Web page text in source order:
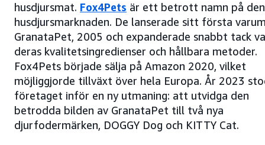
husdjursmat. Fox4Pets är ett betrott namn på
husdjursmarknaden. De lanserade sitt första
GranataPet, 2005 och expanderade snabbt tack
deras kvalitetsingredienser och hållbara metoder.
Fox4Pets började sälja på Amazon 2020, vilket
möjliggjorde tillväxt över hela Europa. År 2023
företaget inför en ny utmaning: att utvidga den
betrodda bilden av GranataPet till två nya
djurfodermärken, DOGGY Dog och KITTY Cat.